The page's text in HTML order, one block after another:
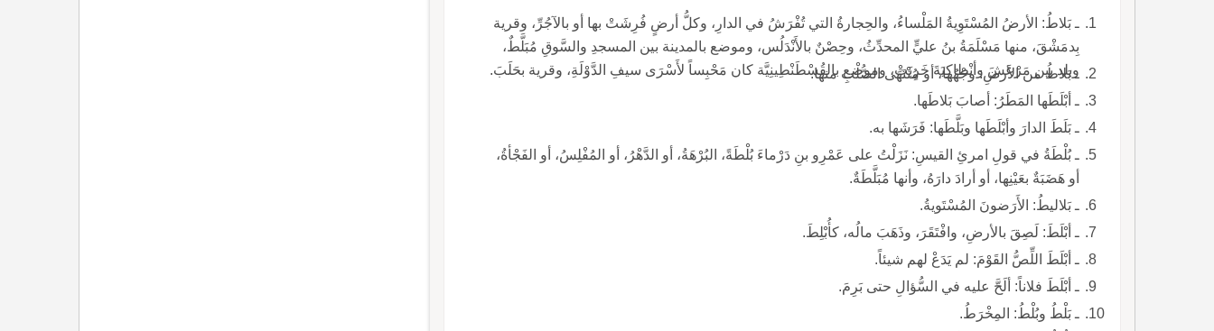
ـ بَلاطُ: الأرضُ المُسْتَوِيةُ المَلْساءُ، والحِجارةُ التي تُفْرَشُ في الدارِ، وكلُّ أرضٍ فُرِشَتْ بها أو بالآجُرِّ، وقرية
بِدمَشْقَ، منها مَسْلَمَةُ بنُ عليٍّ المحدِّثُ، وحِصْنٌ بالأَنْدَلُس، وموضع بالمدينة بين المسجدِ والسَّوقِ مُبَلَّطٌ،
وبلد بين مَرْعَشَ وأنْطاكِيَةَ خَرِبَتْ، وموضع بالقُسْطَنْطِينِيَّة كان مَحْبِساً لأَسْرَى سيفِ الدَّوْلَةِ، وقرية بحَلَبَ.
ـ بَلاطُ من الأرضِ: وجْهُها، أو مُنْتَهَى الصُّلْبِ منها.
ـ أبْلَطَها المَطَرُ: أصابَ بَلاطَها.
ـ بَلَطَ الدارَ وأبْلَطَها وبَلَّطَها: فَرَشَها به.
ـ بُلْطَةُ في قولِ امرئِ القيسِ: نَزَلْتُ على عَمْرِو بنِ دَرْماءَ بُلْطَةً، البُرْهَةُ، أو الدَّهْرُ، أو المُفْلِسُ، أو الفَجْأةُ،
أو هَضَبَةٌ بعَيْنِها، أو أرادَ دارَهُ، وأنها مُبَلَّطَةٌ.
ـ بَلاليطُ: الأَرَضونَ المُسْتَويةُ.
ـ أبْلَطَ: لَصِقَ بالأرضِ، وافْتَقَرَ، وذَهَبَ مالُه، كأُبْلِطَ.
ـ أبْلَطَ اللِّصُّ القَوْمَ: لم يَدَعْ لهم شيئاً.
ـ أبْلَطَ فلاناً: ألَحَّ عليه في السُّؤالِ حتى بَرِمَ.
ـ بَلْطُ وبُلْطُ: المِخْرَطُ.